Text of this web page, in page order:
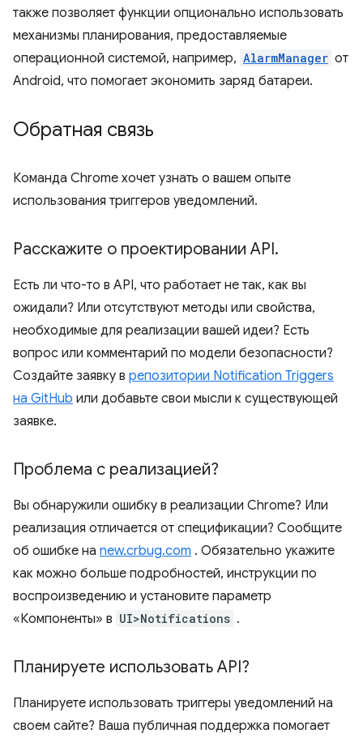
также позволяет функции опционально использовать
механизмы планирования, предоставляемые
операционной системой, например, AlarmManager от
Android, что помогает экономить заряд батареи.
Обратная связь
Команда Chrome хочет узнать о вашем опыте
использования триггеров уведомлений.
Расскажите о проектировании API.
Есть ли что-то в API, что работает не так, как вы
ожидали? Или отсутствуют методы или свойства,
необходимые для реализации вашей идеи? Есть
вопрос или комментарий по модели безопасности?
Создайте заявку в репозитории Notification Triggers
на GitHub или добавьте свои мысли к существующей
заявке.
Проблема с реализацией?
Вы обнаружили ошибку в реализации Chrome? Или
реализация отличается от спецификации? Сообщите
об ошибке на new.crbug.com . Обязательно укажите
как можно больше подробностей, инструкции по
воспроизведению и установите параметр
«Компоненты» в UI>Notifications .
Планируете использовать API?
Планируете использовать триггеры уведомлений на
своем сайте? Ваша публичная поддержка помогает